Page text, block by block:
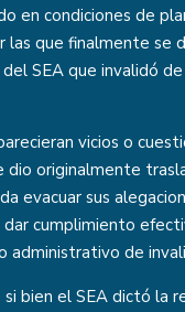
en condiciones de
que finalmente se
SEA que invalidó
vicios o
dio originalmente
evacuar sus
cumplimiento
de
bien el SEA dictó la